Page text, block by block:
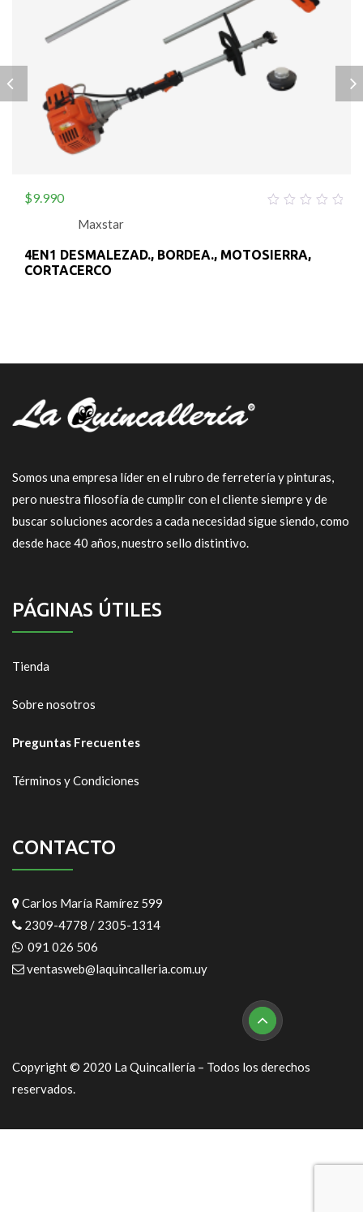
5
$9.990
Maxstar
4EN1 DESMALEZAD., BORDEA., MOTOSIERRA,
CORTACERCO
Somos una empresa líder en el rubro de ferretería y pinturas,
pero nuestra filosofía de cumplir con el cliente siempre y de
buscar soluciones acordes a cada necesidad sigue siendo, como
desde hace 40 años, nuestro sello distintivo.
PÁGINAS ÚTILES
Tienda
Sobre nosotros
Preguntas Frecuentes
Términos y Condiciones
CONTACTO
Carlos María Ramírez 599
2309-4778 / 2305-1314
091 026 506
ventasweb@laquincalleria.com.uy
Copyright © 2020 La Quincallería – Todos los derechos
reservados.